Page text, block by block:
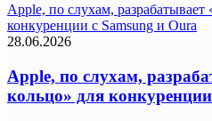
Apple, по слухам, разрабатывает
конкуренции с Samsung и Oura
28.06.2026
Apple, по слухам,
кольцо» для